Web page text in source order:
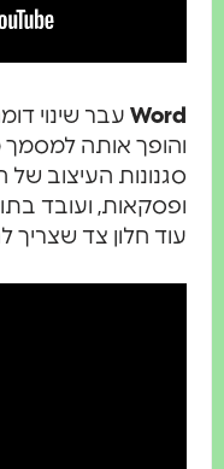
אותה למסמך מוכן
העיצוב של
ועובד בתוך
חלון צד שצריך